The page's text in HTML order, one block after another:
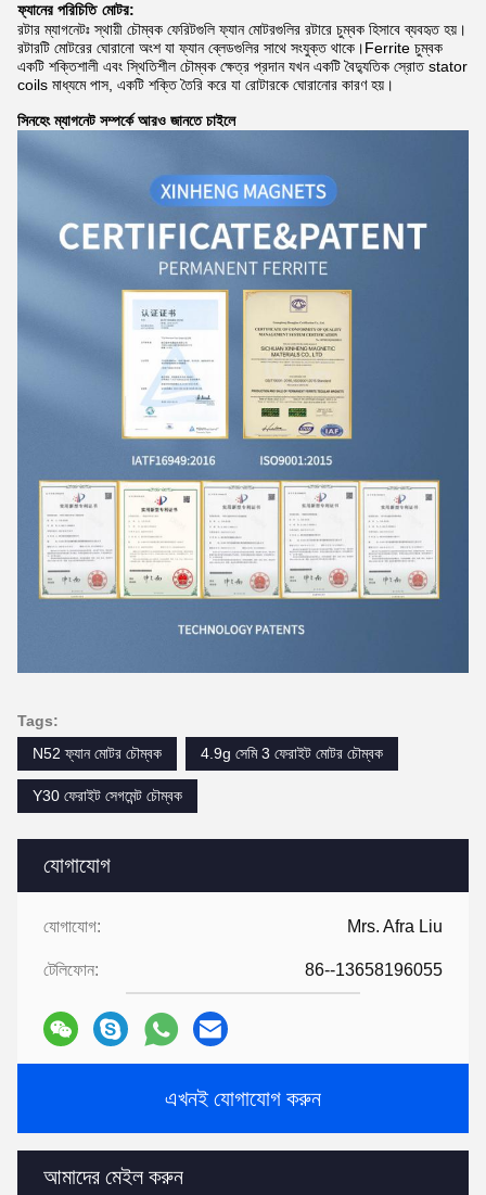
যোগাযোগ
যোগাযোগ: Mrs. Afra Liu
টেলিফোন: 86--13658196055
এখনই যোগাযোগ করুন
আমাদের মেইল ​​করুন
ফ্যানের পরিচিতি মোটর:
রটার ম্যাগনেটঃ স্থায়ী চৌম্বক ফেরিটগুলি ফ্যান মোটরগুলির রটারে চুম্বক হিসাবে ব্যবহৃত হয়।
রটারটি মোটরের ঘোরানো অংশ যা ফ্যান ব্লেডগুলির সাথে সংযুক্ত থাকে।Ferrite চুম্বক
একটি শক্তিশালী এবং স্থিতিশীল চৌম্বক ক্ষেত্র প্রদান যখন একটি বৈদ্যুতিক স্রোত stator
coils মাধ্যমে পাস, একটি শক্তি তৈরি করে যা রোটারকে ঘোরানোর কারণ হয়।
সিনহেং ম্যাগনেট সম্পর্কে আরও জানতে চাইলে
Tags:
N52 ফ্যান মোটর চৌম্বক
4.9g সেমি 3 ফেরাইট মোটর চৌম্বক
Y30 ফেরাইট সেগমেন্ট চৌম্বক